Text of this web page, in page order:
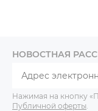
НОВОСТНАЯ
Нажимая на кнопку
Публичной оферты